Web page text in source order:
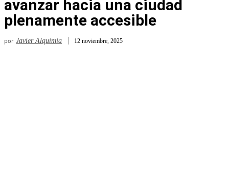
avanzar hacia una ciudad
plenamente accesible
por Javier Alquimia 12 noviembre, 2025